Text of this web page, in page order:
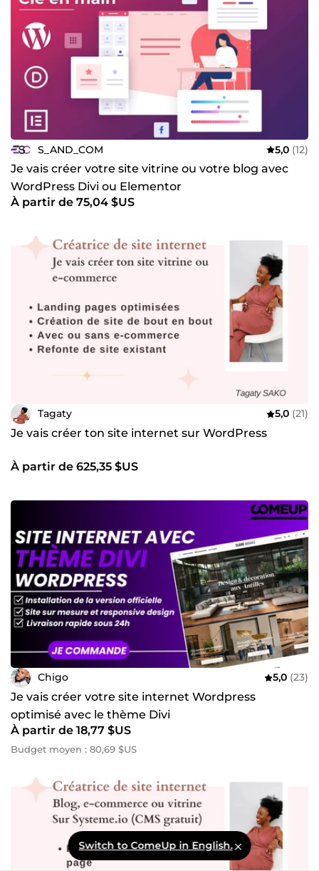
S_AND_COM 5,0 (12)
Je vais créer votre site vitrine ou votre blog avec
WordPress Divi ou Elementor
À partir de 75,04 $US
Tagaty 5,0 (21)
Je vais créer ton site internet sur WordPress
À partir de 625,35 $US
Chigo 5,0 (23)
Je vais créer votre site internet Wordpress
optimisé avec le thème Divi
À partir de 18,77 $US
Budget moyen : 80,69 $US
Switch to ComeUp in English.